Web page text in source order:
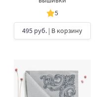
5
495 руб. | В корзину